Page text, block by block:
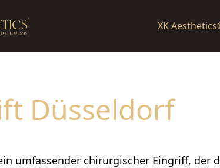
XK
Düsseldorf
umfassender chirurgischer Eingriff, der